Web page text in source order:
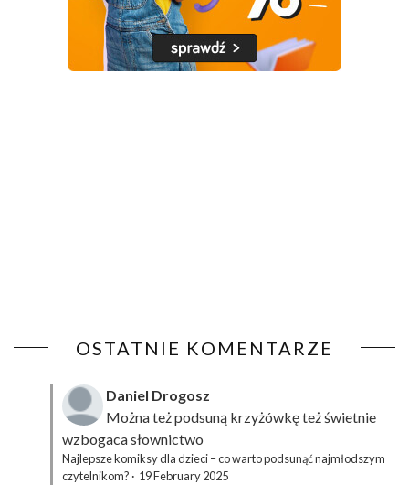
OSTATNIE KOMENTARZE
Daniel Drogosz
Można też podsuną krzyżówkęteż świetnie
wzbogaca słownictwo
Najlepsze komiksy dla dzieci – co warto podsunąć najmłodszym
czytelnikom? · 19 February 2025